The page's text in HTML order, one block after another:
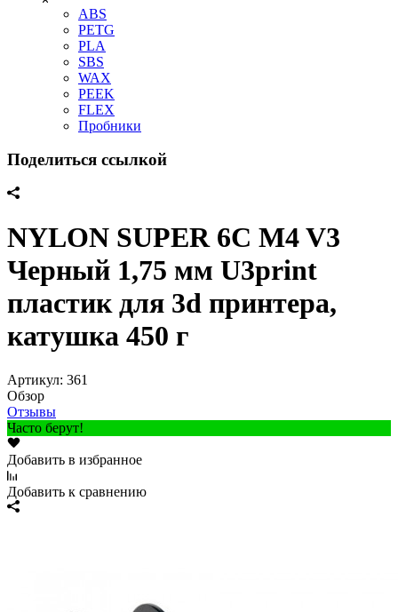
ABS
PETG
PLA
SBS
WAX
PEEK
FLEX
Пробники
Поделиться ссылкой
NYLON SUPER 6C M4 V3
Черный 1,75 мм U3print
пластик для 3d принтера,
катушка 450 г
Артикул: 361
Обзор
Отзывы
Часто берут!
Добавить в избранное
Добавить к сравнению